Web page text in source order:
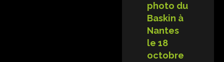
photo du
Baskin à
Nantes
le 18
octobre